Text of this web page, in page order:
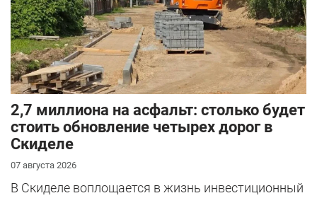
2,7 миллиона на асфальт: столько будет
стоить обновление четырех дорог в
Скиделе
07 августа 2026
В Скиделе воплощается в жизнь инвестиционный